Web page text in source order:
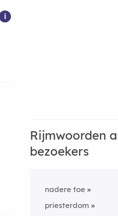
i
Rijmwoorden
bezoekers
nadere toe
priesterdom